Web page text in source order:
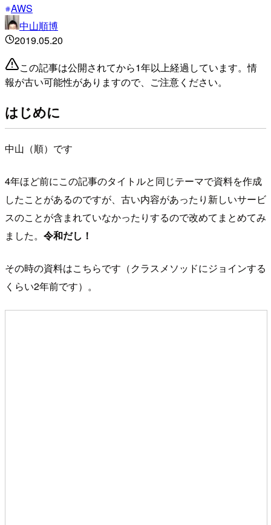
AWS
中山順博
2019.05.20
この記事は公開されてから1年以上経過しています。情
報が古い可能性がありますので、ご注意ください。
はじめに
中山（順）です
4年ほど前にこの記事のタイトルと同じテーマで資料を作成
したことがあるのですが、古い内容があったり新しいサービ
スのことが含まれていなかったりするので改めてまとめてみ
ました。 令和だし！
その時の資料はこちらです（クラスメソッドにジョインする
くらい2年前です）。